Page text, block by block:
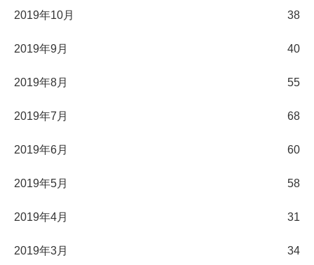
2019年10月 38
2019年9月 40
2019年8月 55
2019年7月 68
2019年6月 60
2019年5月 58
2019年4月 31
2019年3月 34